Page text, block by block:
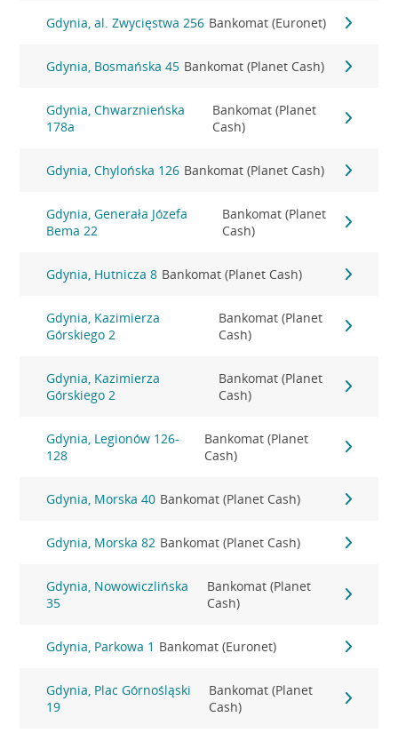
Gdynia, al. Zwycięstwa 256 Bankomat (Euronet)
Gdynia, Bosmańska 45 Bankomat (Planet Cash)
Gdynia, Chwarznieńska
178a
Bankomat (Planet
Cash)
Gdynia, Chylońska 126 Bankomat (Planet Cash)
Gdynia, Generała Józefa
Bema 22
Bankomat (Planet
Cash)
Gdynia, Hutnicza 8 Bankomat (Planet Cash)
Gdynia, Kazimierza
Górskiego 2
Bankomat (Planet
Cash)
Gdynia, Kazimierza
Górskiego 2
Bankomat (Planet
Cash)
Gdynia, Legionów 126-
128
Bankomat (Planet
Cash)
Gdynia, Morska 40 Bankomat (Planet Cash)
Gdynia, Morska 82 Bankomat (Planet Cash)
Gdynia, Nowowiczlińska
35
Bankomat (Planet
Cash)
Gdynia, Parkowa 1 Bankomat (Euronet)
Gdynia, Plac Górnośląski
19
Bankomat (Planet
Cash)